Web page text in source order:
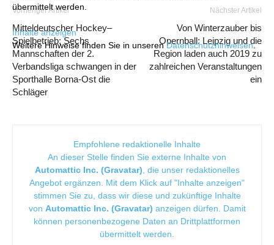
übermittelt werden.
Inhalte anzeigen
Weitere Hinweise finden Sie in unserenDatenschutzhinweisen.
Vorheriger Artikel
Mitteldeutscher Hockey–
Spielbetrieb: Sechs
Mannschaften der 2.
Verbandsliga schwangen in der
Sporthalle Borna-Ost die
Schläger
Nächster Artikel
Von Winterzauber bis
Opernball: Leipzig und die
Region laden auch 2019 zu
zahlreichen Veranstaltungen
ein
Empfohlene redaktionelle Inhalte
An dieser Stelle finden Sie externe Inhalte von
Automattic Inc. (Gravatar), die unser redaktionelles
Angebot ergänzen. Mit dem Klick auf "Inhalte anzeigen"
stimmen Sie zu, dass wir diese und zukünftige Inhalte
von Automattic Inc. (Gravatar) anzeigen dürfen. Damit
können personenbezogene Daten an Drittplattformen
übermittelt werden.